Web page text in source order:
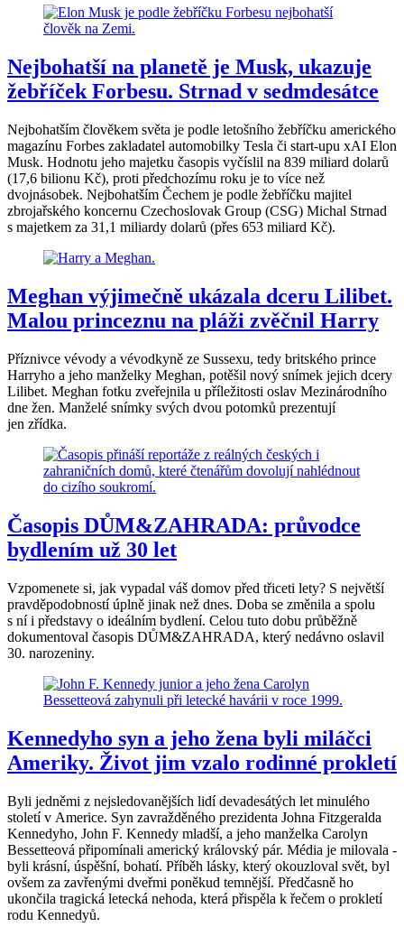
Nejbohatší na planetě je Musk, ukazuje
žebříček Forbesu. Strnad v sedmdesátce
Nejbohatším člověkem světa je podle letošního žebříčku amerického
magazínu Forbes zakladatel automobilky Tesla či start-upu xAI Elon
Musk. Hodnotu jeho majetku časopis vyčíslil na 839 miliard dolarů
(17,6 bilionu Kč), proti předchozímu roku je to více než
dvojnásobek. Nejbohatším Čechem je podle žebříčku majitel
zbrojařského koncernu Czechoslovak Group (CSG) Michal Strnad
s majetkem za 31,1 miliardy dolarů (přes 653 miliard Kč).
Meghan výjimečně ukázala dceru Lilibet.
Malou princeznu na pláži zvěčnil Harry
Příznivce vévody a vévodkyně ze Sussexu, tedy britského prince
Harryho a jeho manželky Meghan, potěšil nový snímek jejich dcery
Lilibet. Meghan fotku zveřejnila u příležitosti oslav Mezinárodního
dne žen. Manželé snímky svých dvou potomků prezentují
jen zřídka.
Časopis DŮM&ZAHRADA: průvodce
bydlením už 30 let
Vzpomenete si, jak vypadal váš domov před třiceti lety? S největší
pravděpodobností úplně jinak než dnes. Doba se změnila a spolu
s ní i představy o ideálním bydlení. Celou tuto dobu průběžně
dokumentoval časopis DŮM&ZAHRADA, který nedávno oslavil
30. narozeniny.
Kennedyho syn a jeho žena byli miláčci
Ameriky. Život jim vzalo rodinné prokletí
Byli jedněmi z nejsledovanějších lidí devadesátých let minulého
století v Americe. Syn zavražděného prezidenta Johna Fitzgeralda
Kennedyho, John F. Kennedy mladší, a jeho manželka Carolyn
Bessetteová připomínali americký královský pár. Média je milovala -
byli krásní, úspěšní, bohatí. Příběh lásky, který okouzloval svět, byl
ovšem za zavřenými dveřmi poněkud temnější. Předčasně ho
ukončila tragická letecká nehoda, která přispěla k řečem o prokletí
rodu Kennedyů.